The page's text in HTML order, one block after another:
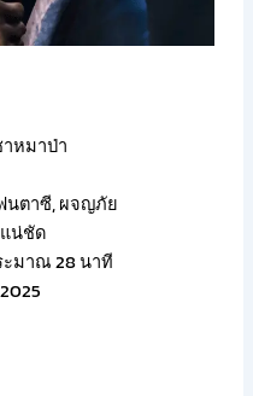
าหมาป่า
นตาซี, ผจญภัย
น่ชัด
มาณ 28 นาที